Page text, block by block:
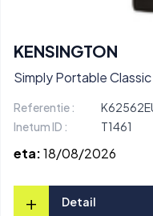
KENSINGTON
Simply Portable
Referentie :
Inetum ID :
T1461
eta:18/08/2026
+ Detail